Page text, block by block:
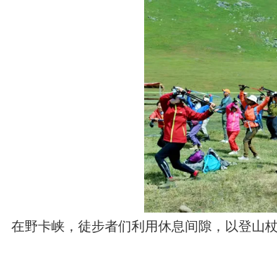
在野卡峡，徒步者们利用休息间隙，以登山